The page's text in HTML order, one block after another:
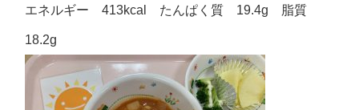
エネルギー 413kcal たんぱく質 19.4g 脂質
18.2g